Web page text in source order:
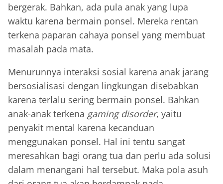
bergerak. Bahkan, ada pula anak yang lupa
waktu karena bermain ponsel. Mereka rentan
terkena paparan cahaya ponsel yang membuat
masalah pada mata.
Menurunnya interaksi sosial karena anak jarang
bersosialisasi dengan lingkungan disebabkan
karena terlalu sering bermain ponsel. Bahkan
anak-anak terkena gaming disorder, yaitu
penyakit mental karena kecanduan
menggunakan ponsel. Hal ini tentu sangat
meresahkan bagi orang tua dan perlu ada solusi
dalam menangani hal tersebut. Maka pola asuh